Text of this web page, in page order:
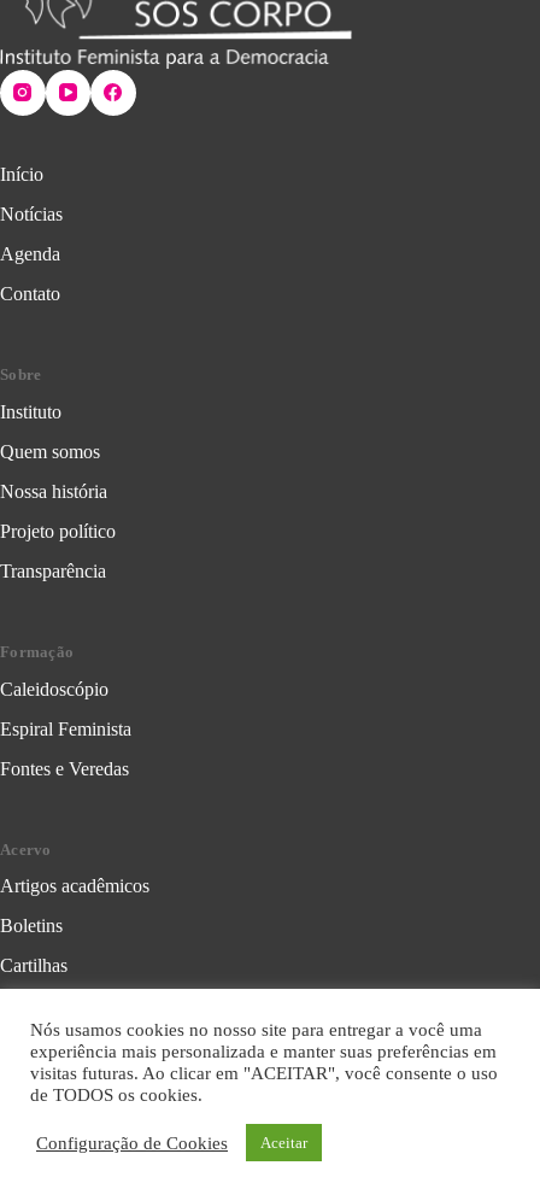
Início
Notícias
Agenda
Contato
Sobre
Instituto
Quem somos
Nossa história
Projeto político
Transparência
Formação
Caleidoscópio
Espiral Feminista
Fontes e Veredas
Acervo
Artigos acadêmicos
Boletins
Cartilhas
Folhetos
Livros
Nós usamos cookies no nosso site para entregar a você uma
experiência mais personalizada e manter suas preferências em
visitas futuras. Ao clicar em "ACEITAR", você consente o uso
de TODOS os cookies.
Configuração de Cookies Aceitar